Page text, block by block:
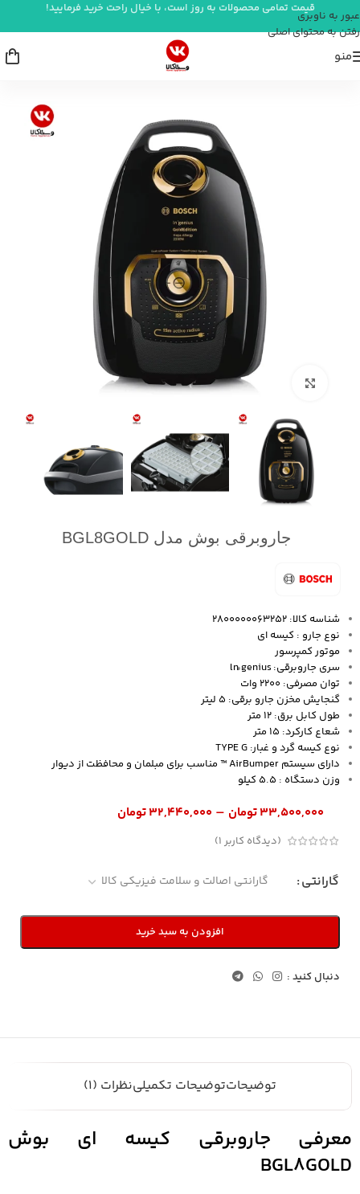
عبور به ناوبری
رفتن به محتوای اصلی
قیمت تمامی محصولات به روز است، با خیال راحت خرید فرمایید!
منو
بزرگنمایی تصویر
جاروبرقی بوش مدل BGL8GOLD
شناسه کالا: 2800000063252
نوع جارو : کیسه ای
موتور کمپرسور
سری جاروبرقی: lnً genius
توان مصرفی: 2200 وات
گنجایش مخزن جارو برقی: 5 لیتر
طول کابل برق: 12 متر
شعاع کارکرد: 15 متر
نوع کیسه گرد و غبار: TYPE G
دارای سیستم AirBumper ™ مناسب برای مبلمان و محافظت از دیوار
وزن دستگاه : 5.5 کیلو
۳۳,۵۰۰,۰۰۰تومان – ۳۲,۴۴۰,۰۰۰تومان
(دیدگاه کاربر 1
)
گارانتی
افزودن به سبد خرید
دنبال کنید :
توضیحاتتوضیحات تکمیلینظرات (1)
معرفی جاروبرقی کیسه ای بوش
BGL8GOLD